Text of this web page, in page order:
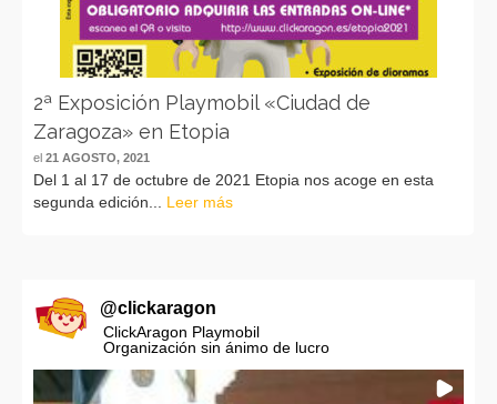
2ª Exposición Playmobil «Ciudad de
Zaragoza» en Etopia
el 21 AGOSTO, 2021
Del 1 al 17 de octubre de 2021 Etopia nos acoge en esta
segunda edición... Leer más
@clickaragon
ClickAragon Playmobil
Organización sin ánimo de lucro